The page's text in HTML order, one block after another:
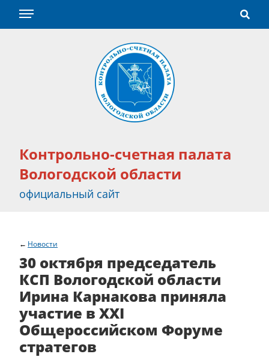
Контрольно-счетная палата
Вологодской области
официальный сайт
Новости
30 октября председатель
КСП Вологодской области
Ирина Карнакова приняла
участие в XXI
Общероссийском Форуме
стратегов